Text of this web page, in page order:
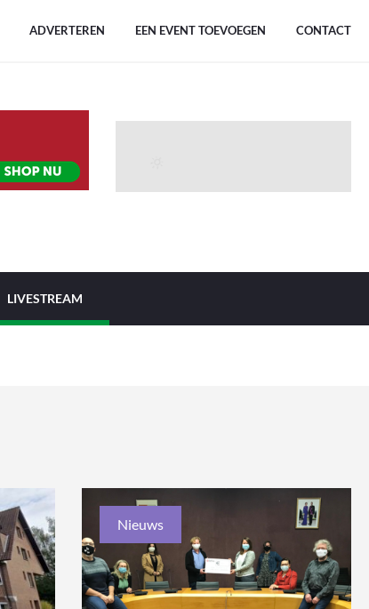
ADVERTEREN EEN EVENT TOEVOEGEN CONTACT
LIVESTREAM
Nieuws